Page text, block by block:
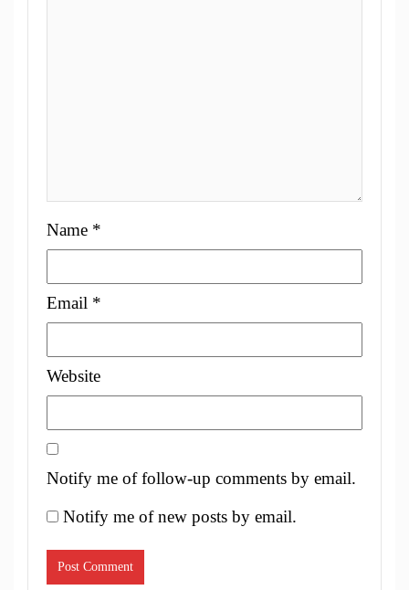
Name *
Email *
Website
Notify me of follow-up comments by email.
Notify me of new posts by email.